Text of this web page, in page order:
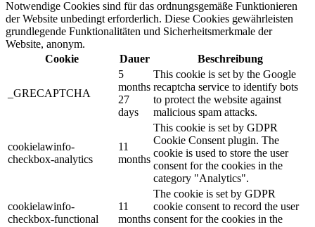
Notwendige Cookies sind für das ordnungsgemäße Funktionieren
der Website unbedingt erforderlich. Diese Cookies gewährleisten
grundlegende Funktionalitäten und Sicherheitsmerkmale der
Website, anonym.
Cookie
Dauer Beschreibung
_GRECAPTCHA
5
months
27
days
This cookie is set by the Google
recaptcha service to identify bots
to protect the website against
malicious spam attacks.
cookielawinfo-
checkbox-analytics
11
months
This cookie is set by GDPR
Cookie Consent plugin. The
cookie is used to store the user
consent for the cookies in the
category "Analytics".
cookielawinfo-
checkbox-functional
11
months
The cookie is set by GDPR
cookie consent to record the user
consent for the cookies in the